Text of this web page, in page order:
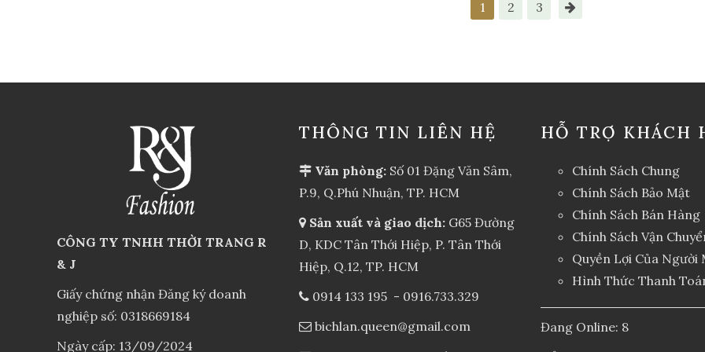
1 2 3
CÔNG TY TNHH THỜI TRANG R
& J
Giấy chứng nhận Đăng ký doanh
nghiệp số: 0318669184
Ngày cấp: 13/09/2024
THÔNG TIN LIÊN HỆ
Văn phòng: Số 01 Đặng Văn Sâm,
P.9, Q.Phú Nhuận, TP. HCM
Sản xuất và giao dịch: G65 Đường
D, KDC Tân Thới Hiệp, P. Tân Thới
Hiệp, Q.12, TP. HCM
0914 133 195- 0916.733.329
bichlan.queen@gmail.com
HỖ TRỢ KHÁCH
Chính Sách Chung
Chính Sách Bảo Mật
Chính Sách Bán Hàng
Chính Sách Vận
Quyền Lợi Của Người
Hình Thức Thanh
Đang Online: 8